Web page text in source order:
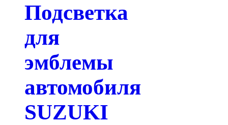
Подсветка
для
эмблемы
автомобиля
SUZUKI